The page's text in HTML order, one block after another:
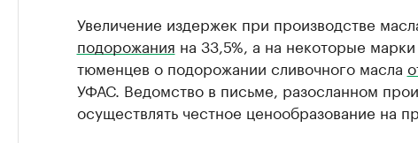
Увеличение издержек при производстве
подорожания на 33,5%, а на некоторые
тюменцев о подорожании сливочного масла
УФАС. Ведомство в письме, разосланном
осуществлять честное ценообразование на